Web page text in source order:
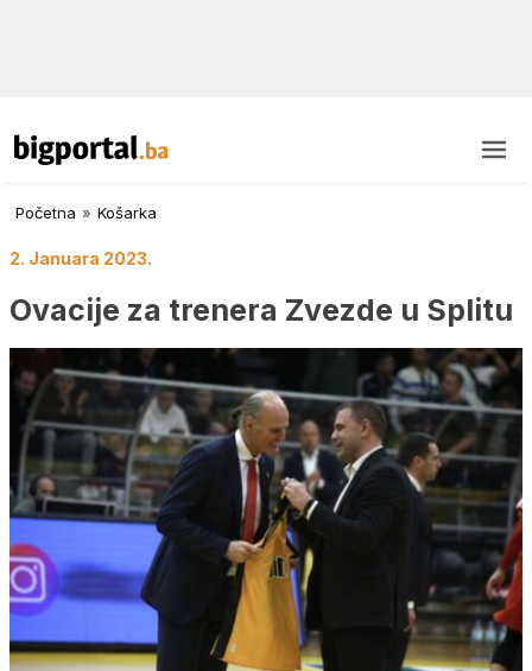
Početna » Košarka
2. Januara 2023.
Ovacije za trenera Zvezde u Splitu